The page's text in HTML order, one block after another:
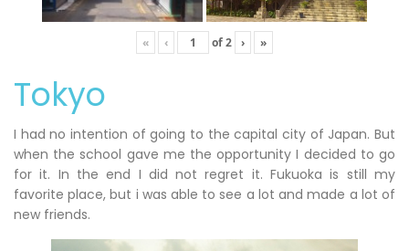
« ‹ of2 › »
Tokyo
I had no intention of going to the capital city of Japan. But
when the school gave me the opportunity I decided to go
for it. In the end I did not regret it. Fukuoka is still my
favorite place, but i was able to see a lot and made a lot of
new friends.